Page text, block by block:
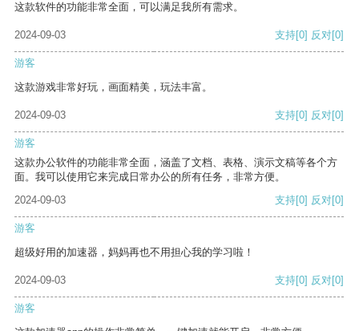
这款软件的功能非常全面，可以满足我所有需求。
2024-09-03 支持[0] 反对[0]
游客
这款游戏非常好玩，画面精美，玩法丰富。
2024-09-03 支持[0] 反对[0]
游客
这款办公软件的功能非常全面，涵盖了文档、表格、演示文稿等各个方
面。我可以使用它来完成日常办公的所有任务，非常方便。
2024-09-03
支持[0] 反对[0]
游客
超级好用的加速器，妈妈再也不用担心我的学习啦！
2024-09-03 支持[0] 反对[0]
游客